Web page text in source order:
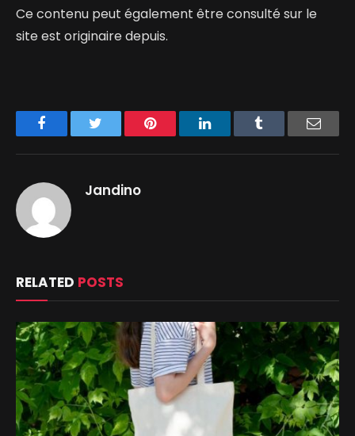
Ce contenu peut également être consulté sur le
site est originaire depuis.
Facebook Pinterest LinkedIn Email
Jandino
RELATED POSTS